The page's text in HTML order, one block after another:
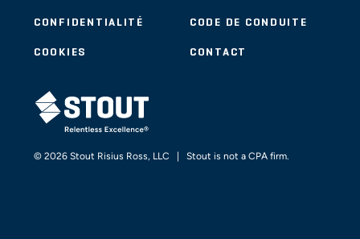
CONFIDENTIALITÉ CODE DE CONDUITE
COOKIES CONTACT
STOUT LOGO
© 2026 Stout Risius Ross, LLC | Stout is not a CPA firm.